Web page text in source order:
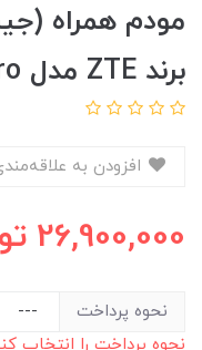
برند ZTE مدل U30 Pro
26,900,000
نحوه پرداخت